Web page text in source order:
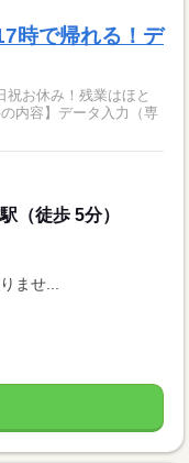
時で帰れる！デ
祝お休み！残業はほと
内容】データ入力（専
（徒歩 5分）
ませ...